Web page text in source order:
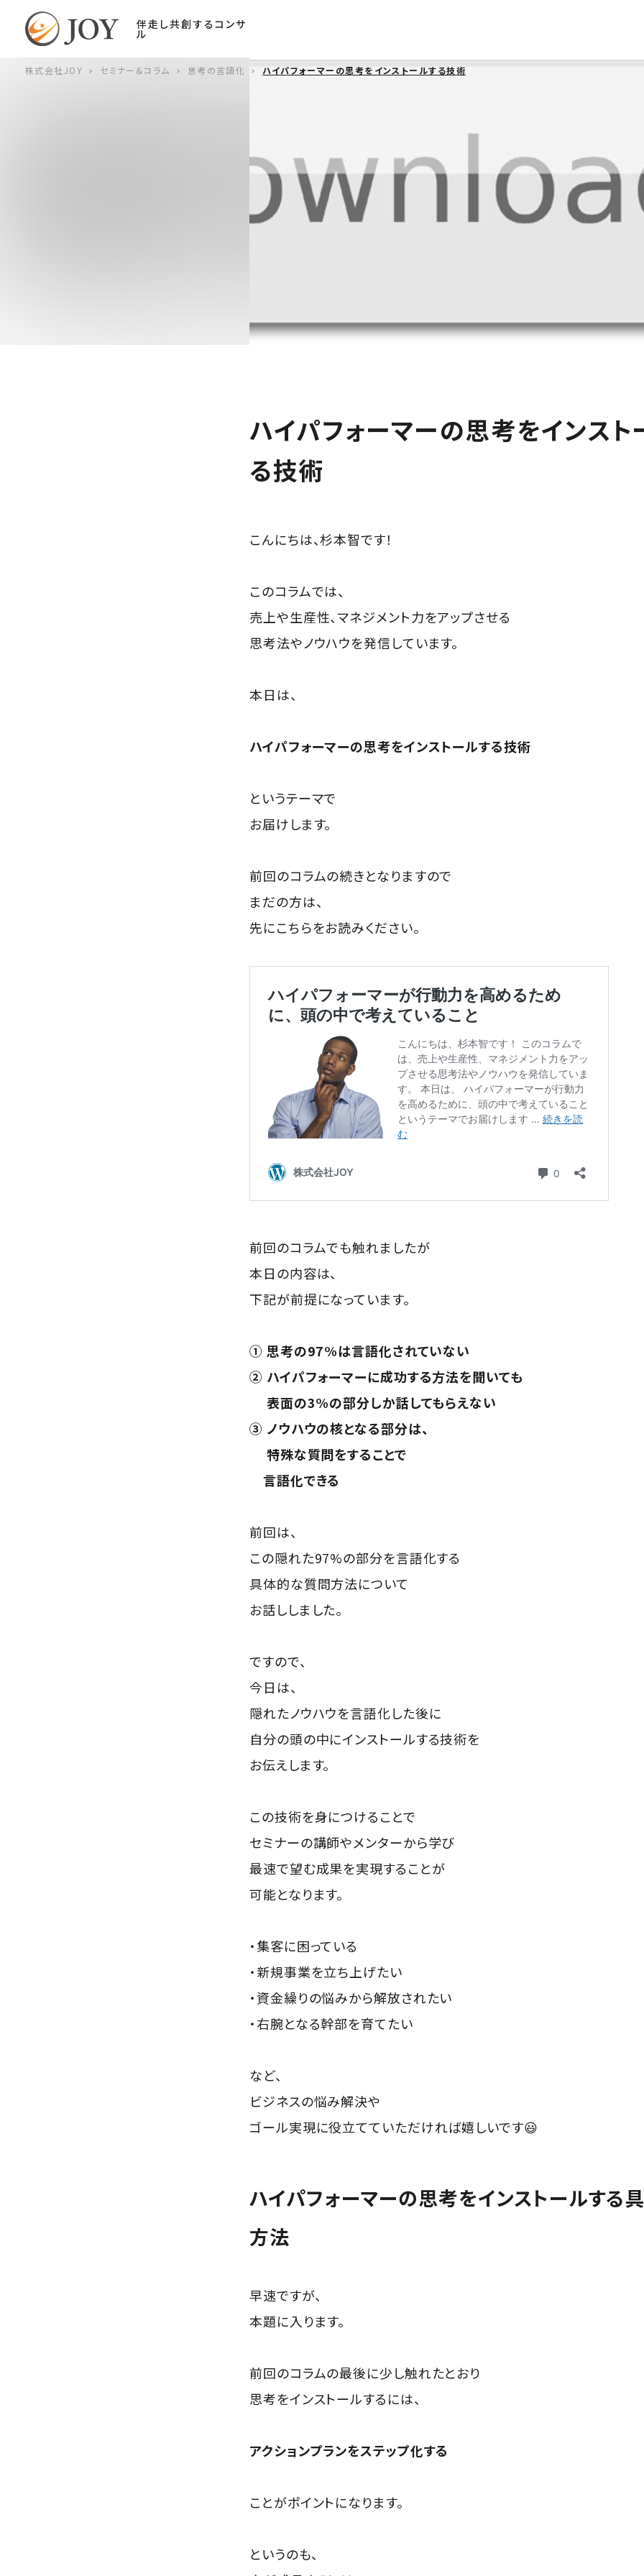
伴走し共創するコンサ
ル
株式会社JOY セミナー＆コラム 思考の言語化 ハイパフォーマーの思考をインストールする技術
ハイパフォーマーの思考をインスト
る技術
こんにちは、杉本智です！
このコラムでは、
売上や生産性、マネジメント力をアップさせる
思考法やノウハウを発信しています。
本日は、
ハイパフォーマーの思考をインストールする技術
というテーマで
お届けします。
前回のコラムの続きとなりますので
まだの方は、
先にこちらをお読みください。
前回のコラムでも触れましたが
本日の内容は、
下記が前提になっています。
① 思考の97%は言語化されていない
② ハイパフォーマーに成功する方法を聞いても
表面の3%の部分しか話してもらえない
③ ノウハウの核となる部分は、
特殊な質問をすることで
言語化できる
前回は、
この隠れた97%の部分を言語化する
具体的な質問方法について
お話ししました。
ですので、
今日は、
隠れたノウハウを言語化した後に
自分の頭の中にインストールする技術を
お伝えします。
この技術を身につけることで
セミナーの講師やメンターから学び
最速で望む成果を実現することが
可能となります。
・集客に困っている
・新規事業を立ち上げたい
・資金繰りの悩みから解放されたい
・右腕となる幹部を育てたい
など、
ビジネスの悩み解決や
ゴール実現に役立てていただければ嬉しいです😃
ハイパフォーマーの思考をインストールする
方法
早速ですが、
本題に入ります。
前回のコラムの最後に少し触れたとおり
思考をインストールするには、
アクションプランをステップ化する
ことがポイントになります。
というのも、